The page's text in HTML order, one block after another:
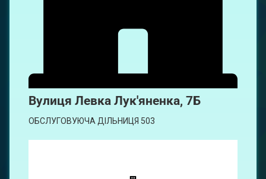
Вулиця Левка Лук'яненка, 7Б
ОБСЛУГОВУЮЧА ДІЛЬНИЦЯ 503